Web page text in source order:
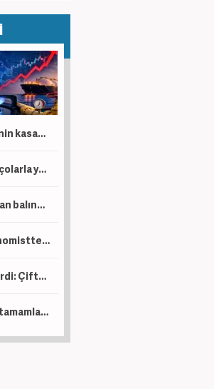
Dev anlaşma! Türkiye'nin kasasına servet akacak! Bir ülkeden daha petrol sürprizi
Avrupa borsaları bilançolarla yükseldi! İngiltere negatif ayrıştı
Coğrafi işaretli Ardahan balında hasat başladı!
2008 krizini bilen ekonomistten kritik uyarı! Çöküş kapıda
Binlerce liraya satabilirdi: Çiftçi ürünlerini ücretsiz dağıttı!
Borsa günü yükselişle tamamladı! En çok kazandıran belli oldu